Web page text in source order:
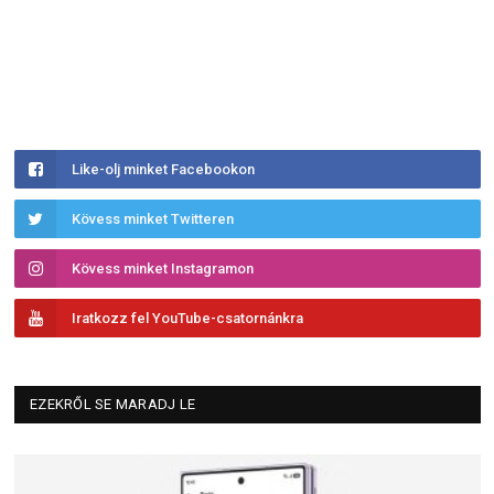
Like-olj minket Facebookon
Kövess minket Twitteren
Kövess minket Instagramon
Iratkozz fel YouTube-csatornánkra
EZEKRŐL SE MARADJ LE